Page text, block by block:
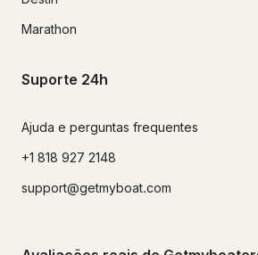
Marathon
Suporte 24h
Ajuda e perguntas frequentes
+1 818 927 2148
support@getmyboat.com